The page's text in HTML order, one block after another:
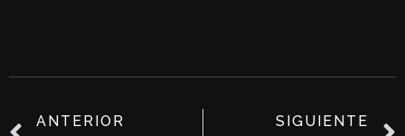
ANTERIOR
SIGUIENTE